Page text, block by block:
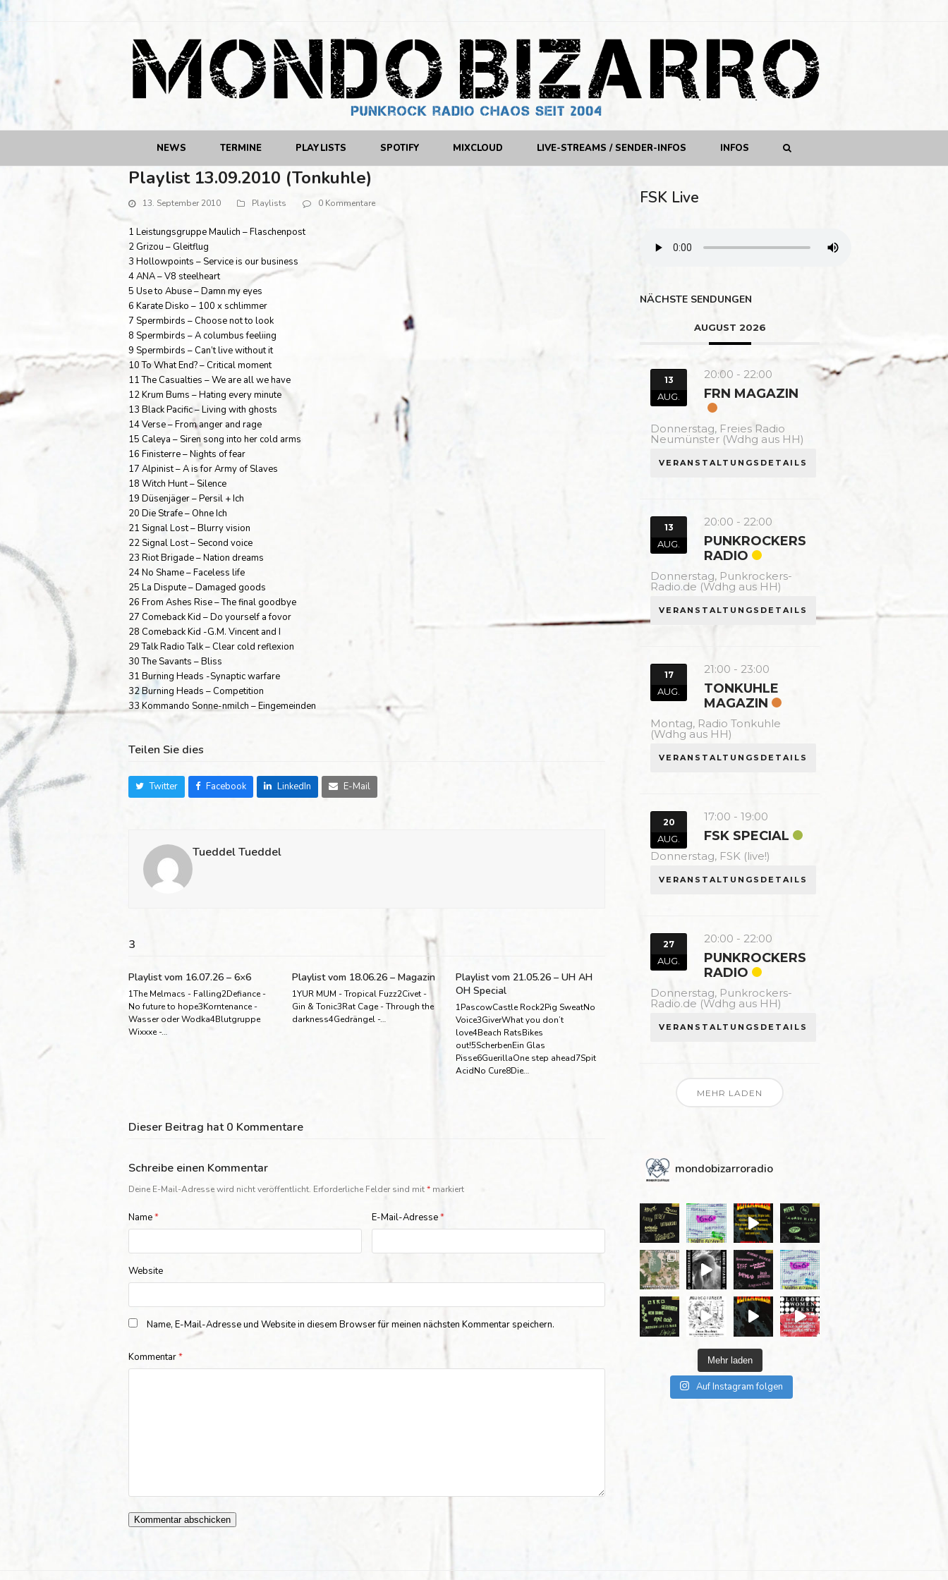
NEWS TERMINE PLAYLISTS SPOTIFY MIXCLOUD LIVE-STREAMS / SENDER-INFOS INFOS
Playlist 13.09.2010 (Tonkuhle)
13. September 2010 Playlists 0 Kommentare
1 Leistungsgruppe Maulich – Flaschenpost
2 Grizou – Gleitflug
3 Hollowpoints – Service is our business
4 ANA – V8 steelheart
5 Use to Abuse – Damn my eyes
6 Karate Disko – 100 x schlimmer
7 Spermbirds – Choose not to look
8 Spermbirds – A columbus feeliing
9 Spermbirds – Can’t live without it
10 To What End? – Critical moment
11 The Casualties – We are all we have
12 Krum Bums – Hating every minute
13 Black Pacific – Living with ghosts
14 Verse – From anger and rage
15 Caleya – Siren song into her cold arms
16 Finisterre – Nights of fear
17 Alpinist – A is for Army of Slaves
18 Witch Hunt – Silence
19 Düsenjäger – Persil + Ich
20 Die Strafe – Ohne Ich
21 Signal Lost – Blurry vision
22 Signal Lost – Second voice
23 Riot Brigade – Nation dreams
24 No Shame – Faceless life
25 La Dispute – Damaged goods
26 From Ashes Rise – The final goodbye
27 Comeback Kid – Do yourself a fovor
28 Comeback Kid -G.M. Vincent and I
29 Talk Radio Talk – Clear cold reflexion
30 The Savants – Bliss
31 Burning Heads -Synaptic warfare
32 Burning Heads – Competition
33 Kommando Sonne-nmilch – Eingemeinden
Teilen Sie dies
Twitter Facebook LinkedIn E-Mail
Tueddel Tueddel
3
Playlist vom 16.07.26 – 6×6
1The Melmacs - Falling2Defiance -
No future to hope3Korntenance -
Wasser oder Wodka4Blutgruppe
Wixxxe -…
Playlist vom 18.06.26 – Magazin
1YUR MUM - Tropical Fuzz2Civet -
Gin & Tonic3Rat Cage - Through the
darkness4Gedrängel -…
Playlist vom 21.05.26 – UH AH
OH Special
1PascowCastle Rock2Pig SweatNo
Voice3GiverWhat you don’t
love4Beach RatsBikes
out!5ScherbenEin Glas
Pisse6GuerillaOne step ahead7Spit
AcidNo Cure8Die…
Dieser Beitrag hat 0 Kommentare
Schreibe einen Kommentar
Deine E-Mail-Adresse wird nicht veröffentlicht. Erforderliche Felder sind mit* markiert
Name* E-Mail-Adresse*
Website
Name, E-Mail-Adresse und Website in diesem Browser für meinen nächsten Kommentar speichern.
Kommentar*
FSK Live
NÄCHSTE SENDUNGEN
AUGUST 2026
13
AUG.
20:00 - 22:00
FRN MAGAZIN
Donnerstag, Freies Radio
Neumünster (Wdhg aus HH)
VERANSTALTUNGSDETAILS
13
AUG.
20:00 - 22:00
PUNKROCKERS
RADIO
Donnerstag, Punkrockers-
Radio.de (Wdhg aus HH)
VERANSTALTUNGSDETAILS
17
AUG.
21:00 - 23:00
TONKUHLE
MAGAZIN
Montag, Radio Tonkuhle
(Wdhg aus HH)
VERANSTALTUNGSDETAILS
20
AUG.
17:00 -19:00
FSK SPECIAL
Donnerstag, FSK (live!)
VERANSTALTUNGSDETAILS
27
AUG.
20:00 - 22:00
PUNKROCKERS
RADIO
Donnerstag, Punkrockers-
Radio.de (Wdhg aus HH)
VERANSTALTUNGSDETAILS
MEHR LADEN
mondobizarroradio
Mehr laden
Auf Instagram folgen